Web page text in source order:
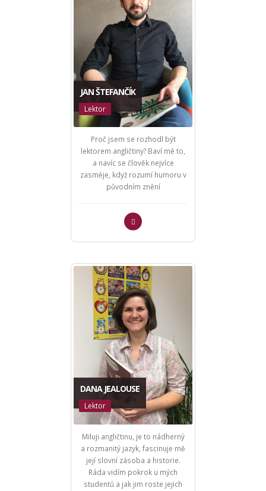
JAN ŠTEFANČÍK
Lektor
Proč jsem se rozhodl být
lektorem angličtiny? Baví mě to,
a navíc se člověk nejvíce
zasměje, když rozumí humoru v
původním znění
DANA JEALOUSE
Lektor
Miluji angličtinu, je to nádherný
a rozmanitý jazyk, fascinuje mě
její slovní zásoba a historie.
Ráda vidím pokrok u mých
studentů a jak jim roste jejich